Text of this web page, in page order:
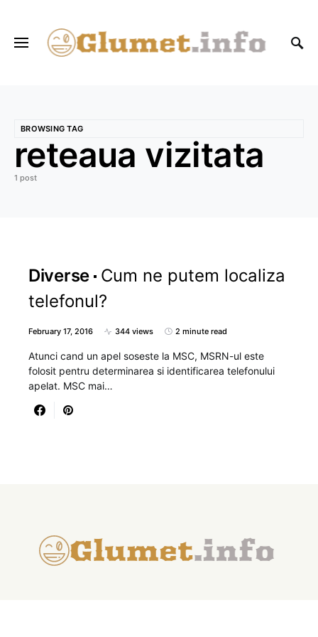
BROWSING TAG
reteaua vizitata
1 post
Diverse Cum ne putem localiza
telefonul?
February 17, 2016 344 views 2 minute read
Atunci cand un apel soseste la MSC, MSRN-ul este
folosit pentru determinarea si identificarea telefonului
apelat. MSC mai…